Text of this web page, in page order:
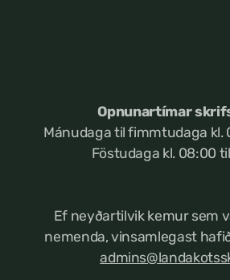
Opnunartímar
Mánudaga til fimmtudaga kl.
Föstudaga kl. 08:00
Ef neyðartilvik kemur sem
nemenda, vinsamlegast